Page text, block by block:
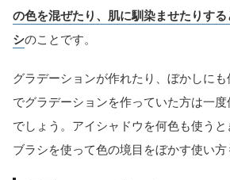
の色を混ぜたり、肌に馴染ませたりす
シのことです。
グラデーションが作れたり、ぼかしに
でグラデーションを作っていた方は一
でしょう。アイシャドウを何色も使う
ブラシを使って色の境目をぼかす使い方